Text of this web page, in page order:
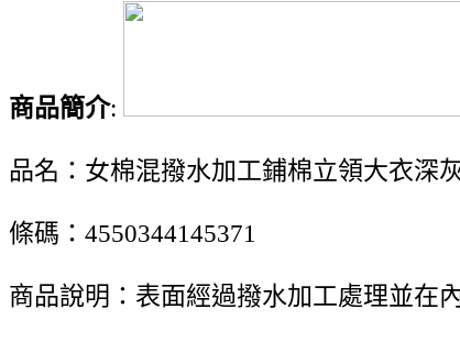
商品簡介:
品名：女棉混撥水加工鋪棉立領大衣深
條碼：4550344145371
商品說明：表面經過撥水加工處理並在